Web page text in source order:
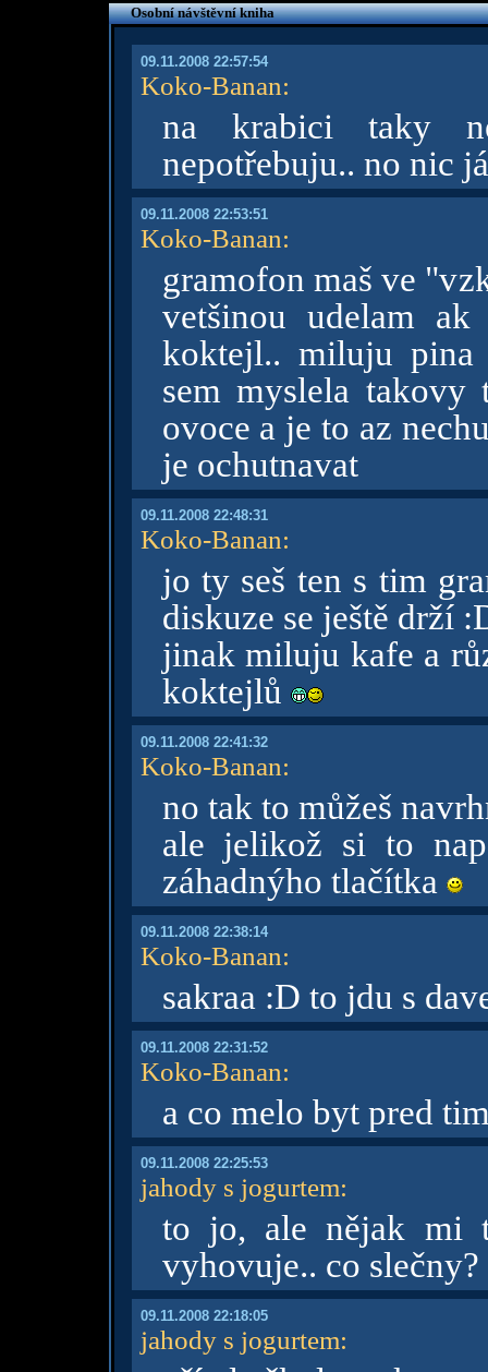
Osobní návštěvní kniha
09.11.2008 22:57:54
Koko-Banan:
na krabici taky
nepotřebuju.. no nic
09.11.2008 22:53:51
Koko-Banan:
gramofon maš ve
vetšinou udelam
koktejl.. miluju pina
sem myslela
ovoce a je to az
je ochutnavat
09.11.2008 22:48:31
Koko-Banan:
jo ty seš ten s tim
diskuze se ještě drží
jinak miluju kafe a
koktejlů
09.11.2008 22:41:32
Koko-Banan:
no tak to můžeš
ale jelikož si to
záhadnýho tlačítka
09.11.2008 22:38:14
Koko-Banan:
sakraa :D to jdu s
09.11.2008 22:31:52
Koko-Banan:
a co melo byt pred
09.11.2008 22:25:53
jahody s jogurtem:
to jo, ale nějak mi
vyhovuje.. co slečny?
09.11.2008 22:18:05
jahody s jogurtem: